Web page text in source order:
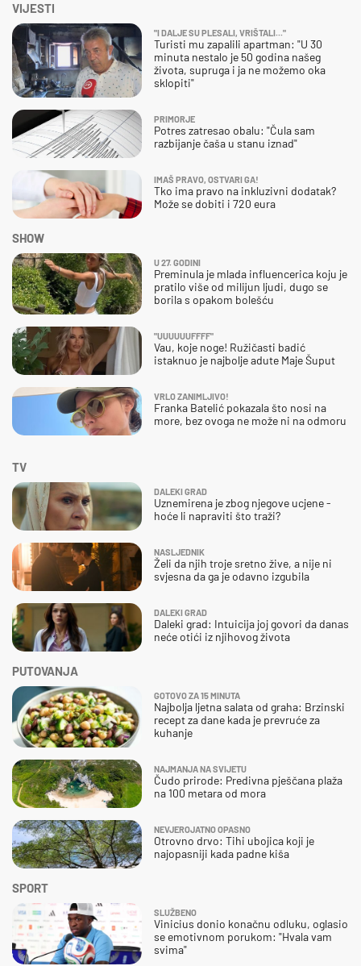
VIJESTI
"I DALJE SU PLESALI, VRIŠTALI..."
Turisti mu zapalili apartman: "U 30
minuta nestalo je 50 godina našeg
života, supruga i ja ne možemo oka
sklopiti"
PRIMORJE
Potres zatresao obalu: "Čula sam
razbijanje čaša u stanu iznad"
IMAŠ PRAVO, OSTVARI GA!
Tko ima pravo na inkluzivni dodatak?
Može se dobiti i 720 eura
SHOW
U 27. GODINI
Preminula je mlada influencerica koju je
pratilo više od milijun ljudi, dugo se
borila s opakom bolešću
"UUUUUUFFFF"
Vau, koje noge! Ružičasti badić
istaknuo je najbolje adute Maje Šuput
VRLO ZANIMLJIVO!
Franka Batelić pokazala što nosi na
more, bez ovoga ne može ni na odmoru
SPORT
SLUŽBENO
Vinicius donio konačnu odluku, oglasio
se emotivnom porukom: "Hvala vam
svima"
TV
DALEKI GRAD
Uznemirena je zbog njegove ucjene -
hoće li napraviti što traži?
NASLJEDNIK
Želi da njih troje sretno žive, a nije ni
svjesna da ga je odavno izgubila
DALEKI GRAD
Daleki grad: Intuicija joj govori da danas
neće otići iz njihovog života
PUTOVANJA
GOTOVO ZA 15 MINUTA
Najbolja ljetna salata od graha: Brzinski
recept za dane kada je prevruće za
kuhanje
NAJMANJA NA SVIJETU
Čudo prirode: Predivna pješčana plaža
na 100 metara od mora
NEVJEROJATNO OPASNO
Otrovno drvo: Tihi ubojica koji je
najopasniji kada padne kiša